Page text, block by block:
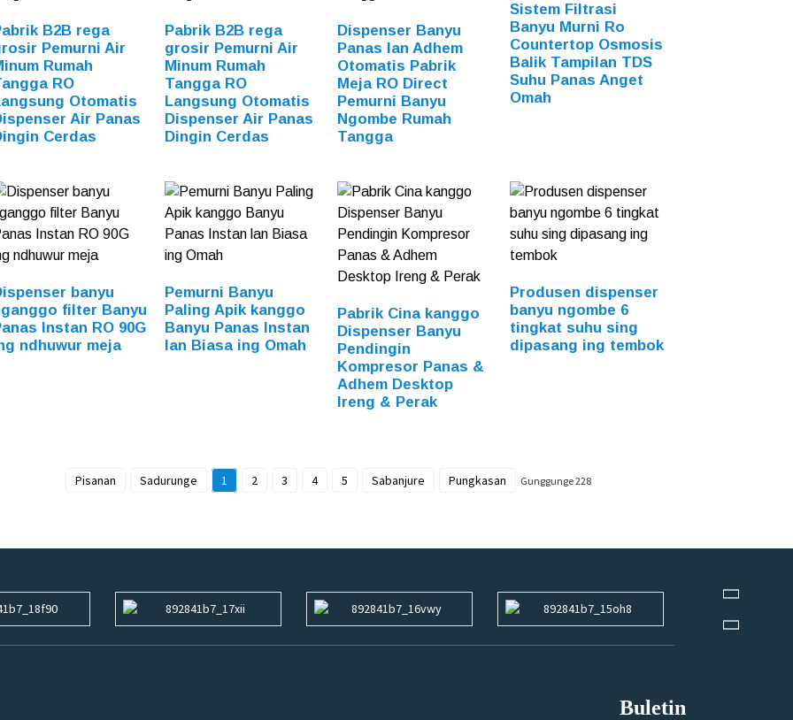
B2B rega
Pemurni Air
Rumah
RO
Otomatis
Air Panas
Cerdas
Pabrik B2B rega
grosir Pemurni Air
Minum Rumah
Tangga RO
Langsung Otomatis
Dispenser Air Panas
Dingin Cerdas
Dispenser Banyu
Panas lan Adhem
Otomatis Pabrik
Meja RO Direct
Pemurni Banyu
Ngombe Rumah
Tangga
Sistem Filtrasi
Banyu Murni Ro
Countertop Osmosis
Balik Tampilan TDS
Suhu Panas Anget
Omah
banyu
filter Banyu
Instan RO 90G
ndhuwur meja
Pemurni Banyu
Paling Apik kanggo
Banyu Panas Instan
lan Biasa ing Omah
Pabrik Cina kanggo
Dispenser Banyu
Pendingin
Kompresor Panas &
Adhem Desktop
Ireng & Perak
Produsen dispenser
banyu ngombe 6
tingkat suhu sing
dipasang ing tembok
Pisanan Sadurunge 1 2 3 4 5 Sabanjure Pungkasan Gunggunge 228
Buletin